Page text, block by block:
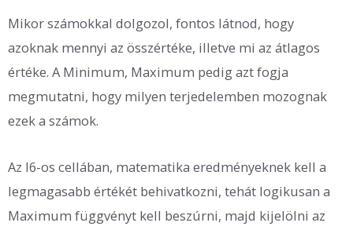
Mikor számokkal dolgozol, fontos látnod, hogy
azoknak mennyi az összértéke, illetve mi az átlagos
értéke. A Minimum, Maximum pedig azt fogja
megmutatni, hogy milyen terjedelemben mozognak
ezek a számok.
Az I6-os cellában, matematika eredményeknek kell a
legmagasabb értékét behivatkozni, tehát logikusan a
Maximum függvényt kell beszúrni, majd kijelölni az